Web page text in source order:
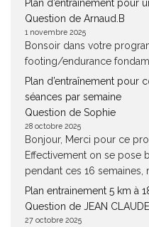
Plan d’entraînement pour
Question de Arnaud.B
1 novembre 2025
Bonsoir dans votre
footing/endurance
Plan d’entraînement pour
séances par semaine
Question de Sophie
28 octobre 2025
Bonjour, Merci pour ce
Effectivement on se pose
pendant ces 16 semaines,
Plan entrainement 5 km à
Question de JEAN
27 octobre 2025